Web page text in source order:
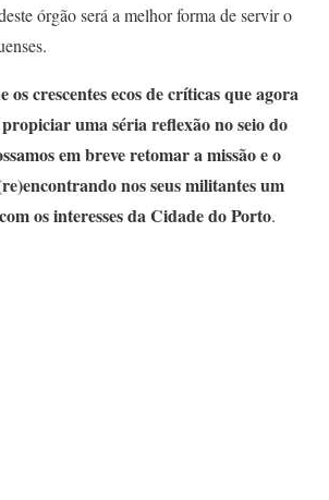
órgão será a melhor forma de servir o
crescentes ecos de críticas que agora
uma séria reflexão no seio do
em breve retomar a missão e o
nos seus militantes um
os interesses da Cidade do Porto.